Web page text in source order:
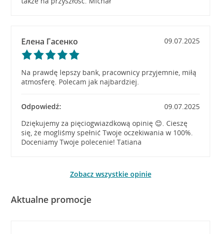
Елена Гасенко 09.07.2025
Na prawdę lepszy bank, pracownicy przyjemnie, miłą
atmosferę. Polecam jak najbardziej.
Odpowiedź:
09.07.2025
Dziękujemy za pięciogwiazdkową opinię 😊. Cieszę
się, że mogliśmy spełnić Twoje oczekiwania w 100%.
Doceniamy Twoje polecenie! Tatiana
Zobacz wszystkie opinie
Aktualne promocje